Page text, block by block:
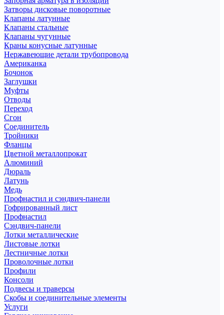
Затворы дисковые поворотные
Клапаны латунные
Клапаны стальные
Клапаны чугунные
Краны конусные латунные
Нержавеющие детали трубопровода
Американка
Бочонок
Заглушки
Муфты
Отводы
Переход
Сгон
Соединитель
Тройники
Фланцы
Цветной металлопрокат
Алюминий
Дюраль
Латунь
Медь
Профнастил и сэндвич-панели
Гофрированный лист
Профнастил
Сэндвич-панели
Лотки металлические
Листовые лотки
Лестничные лотки
Проволочные лотки
Профили
Консоли
Подвесы и траверсы
Скобы и соединительные элементы
Услуги